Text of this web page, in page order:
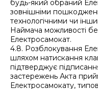
будь-який обраний
зовнішніми
технологічними чи
Наймача можливості
Електросамокат.
4.8. Розблокування
шляхом натискання
підтверджує
застережень Акта
Електросамокату,